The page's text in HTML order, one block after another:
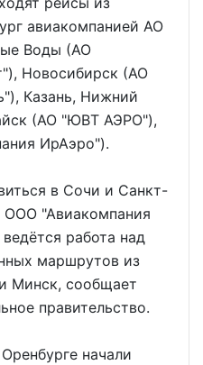
авиакомпанией АО
Воды (АО
Новосибирск (АО
Казань, Нижний
(АО "ЮВТ АЭРО"),
ИрАэро").
в Сочи и Санкт-
ООО "Авиакомпания
работа над
маршрутов из
Минск, сообщает
правительство.
начали